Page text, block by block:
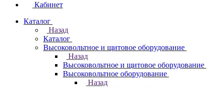
Кабинет
Каталог
Назад
Каталог
Высоковольтное и щитовое оборудование
Назад
Высоковольтное и щитовое оборудование
Высоковольтное оборудование
Назад